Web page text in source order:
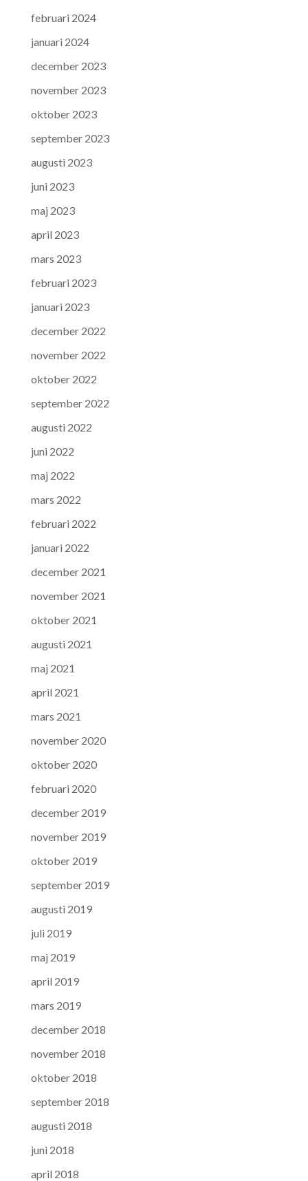
februari 2024
januari 2024
december 2023
november 2023
oktober 2023
september 2023
augusti 2023
juni 2023
maj 2023
april 2023
mars 2023
februari 2023
januari 2023
december 2022
november 2022
oktober 2022
september 2022
augusti 2022
juni 2022
maj 2022
mars 2022
februari 2022
januari 2022
december 2021
november 2021
oktober 2021
augusti 2021
maj 2021
april 2021
mars 2021
november 2020
oktober 2020
februari 2020
december 2019
november 2019
oktober 2019
september 2019
augusti 2019
juli 2019
maj 2019
april 2019
mars 2019
december 2018
november 2018
oktober 2018
september 2018
augusti 2018
juni 2018
april 2018